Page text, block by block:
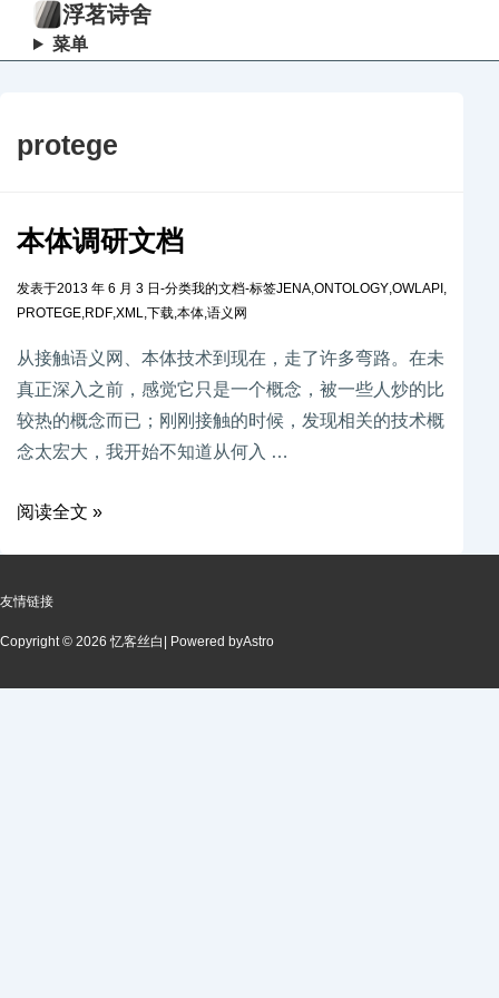
浮茗诗舍
菜单
protege
本体调研文档
发表于2013 年 6 月 3 日 -分类我的文档-标签JENA,ONTOLOGY,OWLAPI ,
PROTEGE,RDF,XML,下载,本体,语义网
从接触语义网、本体技术到现在，走了许多弯路。在未
真正深入之前，感觉它只是一个概念，被一些人炒的比
较热的概念而已；刚刚接触的时候，发现相关的技术概
念太宏大，我开始不知道从何入 …
阅读全文 »
友情链接
Copyright © 2026 忆客丝白 | Powered byAstro